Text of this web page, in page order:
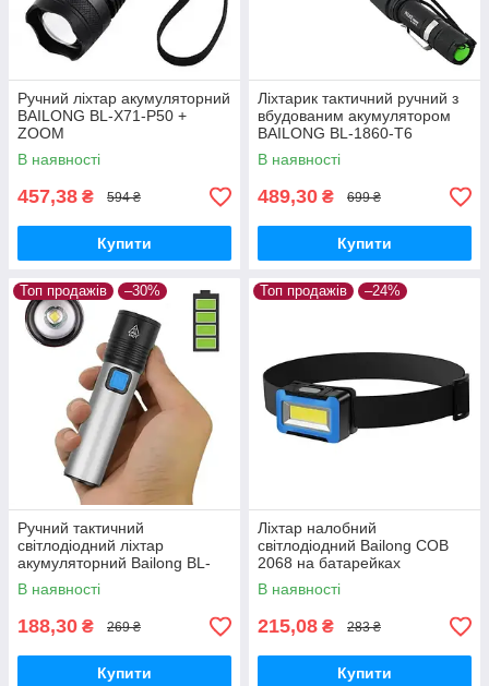
Ручний ліхтар акумуляторний
BAILONG BL-X71-P50 +
ZOOM
В наявності
457,38 ₴ 594 ₴
Купити
Ліхтарик тактичний ручний з
вбудованим акумулятором
BAILONG BL-1860-T6
В наявності
489,30 ₴ 699 ₴
Купити
Топ продажів –30%
Ручний тактичний
світлодіодний ліхтар
акумуляторний Bailong BL-
K31 USB CHARGE+ ZOOM
В наявності
188,30 ₴ 269 ₴
Купити
Топ продажів –24%
Ліхтар налобний
світлодіодний Bailong COB
2068 на батарейках
В наявності
215,08 ₴ 283 ₴
Купити